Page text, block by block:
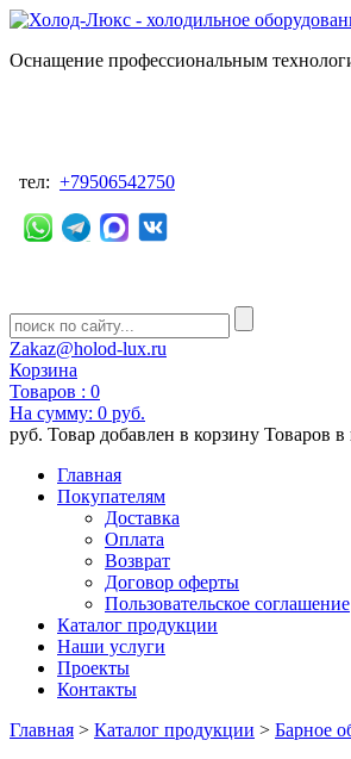
Оснащение профессиональным
тел: +79506542750
Zakaz@holod-lux.ru
Корзина
Товаров : 0
На сумму: 0 руб.
руб. Товар добавлен в корзину Товаров в
Главная
Покупателям
Доставка
Оплата
Возврат
Договор оферты
Пользовательское соглашение
Каталог продукции
Наши услуги
Проекты
Контакты
Главная > Каталог продукции > Барное